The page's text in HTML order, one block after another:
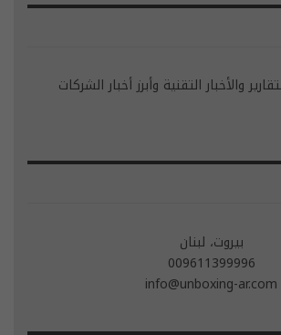
والأخبار التقنية وأبرز أخبار الشركات
بيروت، لبنان
009611399996
info@unboxing-ar.com